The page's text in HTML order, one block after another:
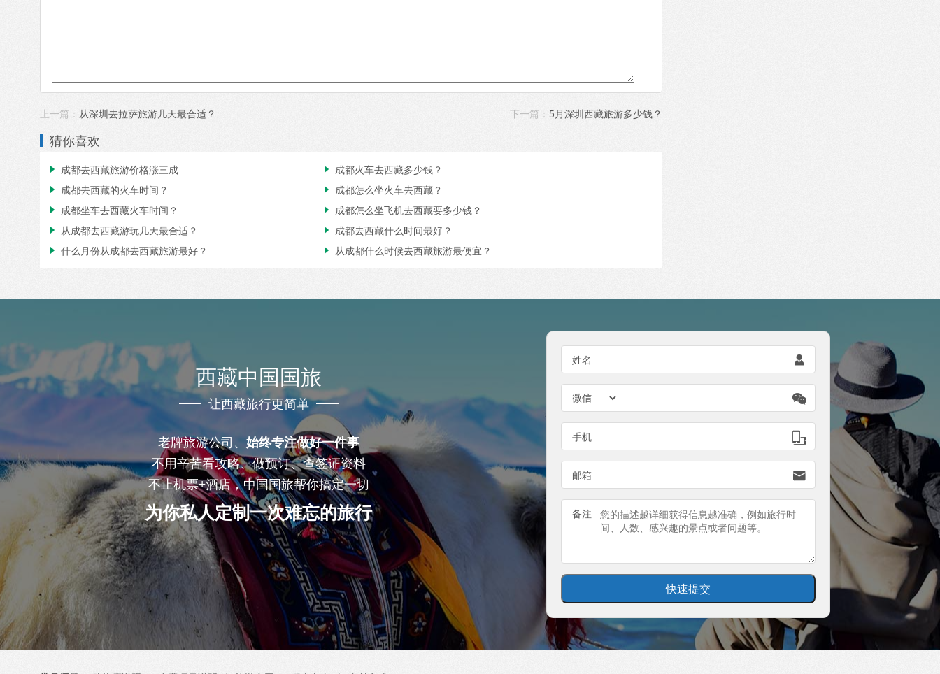
上一篇： 从深圳去拉萨旅游几天最合适？ 下一篇： 5月深圳西藏旅游多少钱？
猜你喜欢
 成都去西藏旅游价格涨三成  成都火车去西藏多少钱？
 成都去西藏的火车时间？  成都怎么坐火车去西藏？
 成都坐车去西藏火车时间？  成都怎么坐飞机去西藏要多少钱？
 从成都去西藏游玩几天最合适？  成都去西藏什么时间最好？
 什么月份从成都去西藏旅游最好？  从成都什么时候去西藏旅游最便宜？
西藏中国国旅
让西藏旅行更简单
老牌旅游公司、 始终专注做好一件事
不用辛苦看攻略、做预订、查签证资料
不止机票+酒店，中国国旅帮你搞定一切
为你私人定制一次难忘的旅行
姓名 

手机 
邮箱 
备注